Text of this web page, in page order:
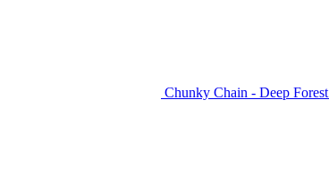
Chunky Chain - Deep Forest